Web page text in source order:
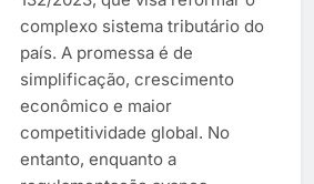
complexo sistema tributário do
país. A promessa é de
simplificação, crescimento
econômico e maior
competitividade global. No
entanto, enquanto a